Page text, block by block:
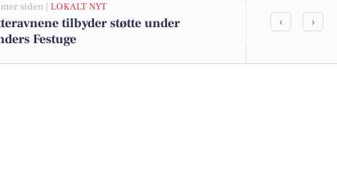
siden | LOKALT NYT
tilbyder støtte under
Festuge
Noah
‹ ›